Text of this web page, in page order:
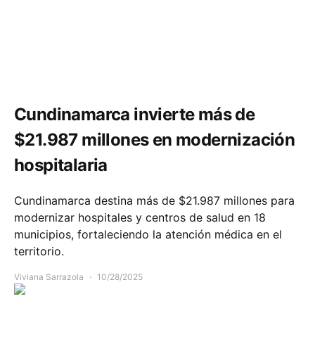
Cundinamarca invierte más de
$21.987 millones en modernización
hospitalaria
Cundinamarca destina más de $21.987 millones para
modernizar hospitales y centros de salud en 18
municipios, fortaleciendo la atención médica en el
territorio.
Viviana Sarrazola 10/28/2025